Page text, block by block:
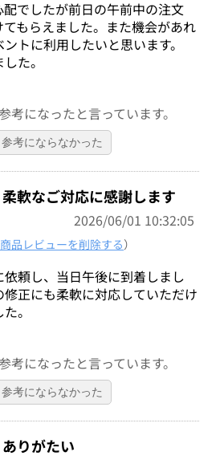
でしたが前日の午前中の注文
もらえました。また機会があれ
トに利用したいと思います。
た。
考になったと言っています。
参考にならなかった
柔軟なご対応に感謝します
2026/06/01 10:32:05
品レビューを削除する）
頼し、当日午後に到着しまし
正にも柔軟に対応していただけ
。
考になったと言っています。
参考にならなかった
ありがたい